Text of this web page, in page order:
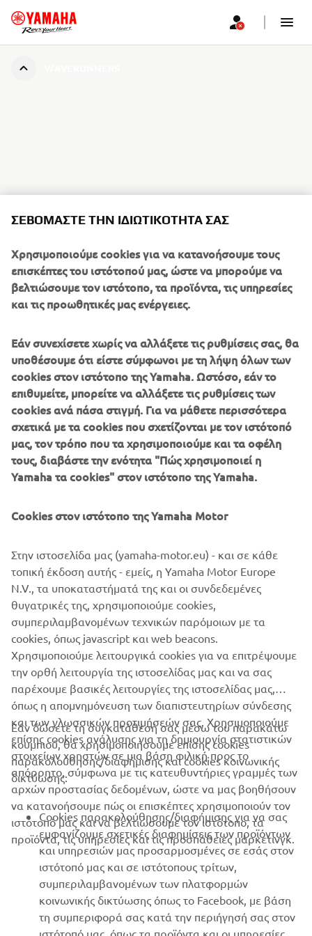
ΣΕΒΌΜΑΣΤΕ ΤΗΝ ΙΔΙΩΤΙΚΌΤΗΤΆ ΣΑΣ
Χρησιμοποιούμε cookies για να κατανοήσουμε τους
επισκέπτες του ιστότοπού μας, ώστε να μπορούμε να
βελτιώσουμε τον ιστότοπο, τα προϊόντα, τις υπηρεσίες
και τις προωθητικές μας ενέργειες.
Εάν συνεχίσετε χωρίς να αλλάξετε τις ρυθμίσεις σας, θα
υποθέσουμε ότι είστε σύμφωνοι με τη λήψη όλων των
cookies στον ιστότοπο της Yamaha. Ωστόσο, εάν το
επιθυμείτε, μπορείτε να αλλάξετε τις ρυθμίσεις των
cookies ανά πάσα στιγμή. Για να μάθετε περισσότερα
σχετικά με τα cookies που σχετίζονται με τον ιστότοπό
μας, τον τρόπο που τα χρησιμοποιούμε και τα οφέλη
τους, διαβάστε την ενότητα "Πώς χρησιμοποιεί η
Yamaha τα cookies" στον ιστότοπο της Yamaha.
Cookies στον ιστότοπο της Yamaha Motor
Στην ιστοσελίδα μας (yamaha-motor.eu) - και σε κάθε
τοπική έκδοση αυτής - εμείς, η Yamaha Motor Europe
N.V., τα υποκαταστήματά της και οι συνδεδεμένες
θυγατρικές της, χρησιμοποιούμε cookies,
συμπεριλαμβανομένων τεχνικών παρόμοιων με τα
cookies, όπως javascript και web beacons.
Χρησιμοποιούμε λειτουργικά cookies για να επιτρέψουμε
την ορθή λειτουργία της ιστοσελίδας μας και να σας
παρέχουμε βασικές λειτουργίες της ιστοσελίδας μας,
όπως η απομνημόνευση των διαπιστευτηρίων σύνδεσης
και των γλωσσικών προτιμήσεών σας. Χρησιμοποιούμε
επίσης cookies ανάλυσης για τη δημιουργία στατιστικών
στοιχείων χρηστών σε μια βάση φιλική προς το
απόρρητο, σύμφωνα με τις κατευθυντήριες γραμμές των
αρχών προστασίας δεδομένων, ώστε να μας βοηθήσουν
να κατανοήσουμε πώς οι επισκέπτες χρησιμοποιούν τον
ιστότοπό μας και να βελτιώσουμε τον ιστότοπο, τα
προϊόντα, τις υπηρεσίες και τις προσπάθειες μάρκετινγκ.
Εάν δώσετε τη συγκατάθεσή σας μέσω του παρακάτω
κουμπιού, θα χρησιμοποιήσουμε επίσης cookies
παρακολούθησης/διαφήμισης και cookies κοινωνικής
δικτύωσης:
Cookies παρακολούθησης/διαφήμισης για να σας
εμφανίζουμε σχετικές διαφημίσεις των προϊόντων
και υπηρεσιών μας προσαρμοσμένες σε εσάς στον
ιστότοπό μας και σε ιστότοπους τρίτων,
συμπεριλαμβανομένων των πλατφορμών
κοινωνικής δικτύωσης όπως το Facebook, με βάση
τη συμπεριφορά σας κατά την περιήγησή σας στον
ιστότοπό μας, όπως τα προϊόντα και οι υπηρεσίες